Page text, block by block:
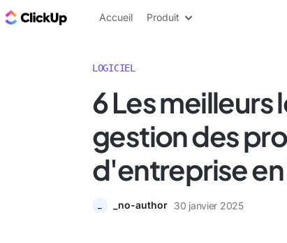
ClickUp Blog
Accueil Produit
LOGICIEL
6 Les meilleurs
gestion des
d'entreprise
_no-author 30 janvier 2025